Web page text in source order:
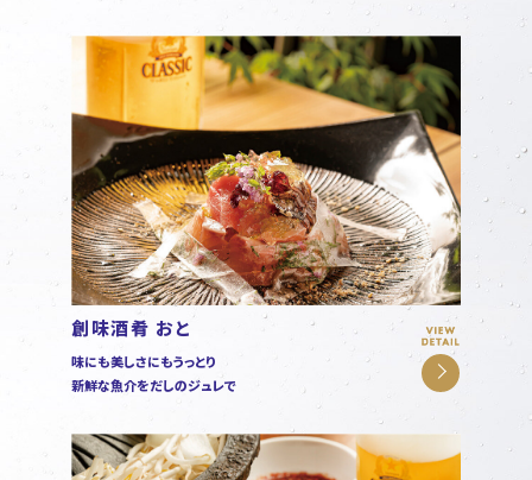
創味酒肴 おと
味にも美しさにもうっとり
新鮮な魚介をだしのジュレで